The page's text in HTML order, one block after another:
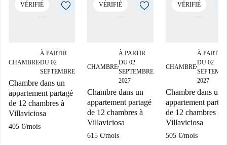
VÉRIFIÉ
CHAMBRE■
À PARTIR
DU 02
SEPTEMBRE
Chambre dans un
appartement partagé
de 12 chambres à
Villaviciosa
405 €/mois
VÉRIFIÉ
CHAMBRE■
À PARTIR
DU 02
SEPTEMBRE
2027
Chambre dans un
appartement partagé
de 12 chambres à
Villaviciosa
615 €/mois
VÉRIFIÉ
CHAMBRE■
À PARTIR
DU 02
2027
Chambre dans un
appartement
de 12 chambres à
Villaviciosa
505 €/mois